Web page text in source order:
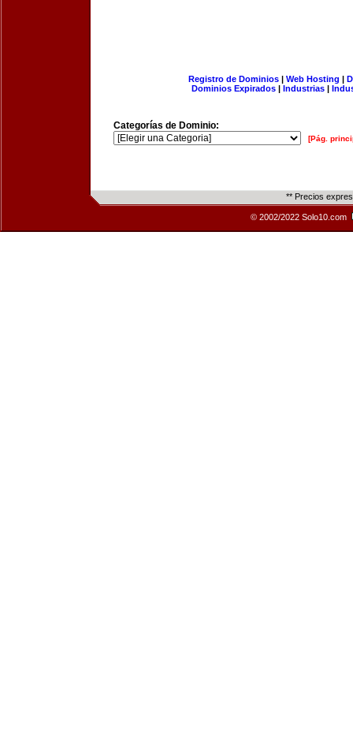
Registro de Dominios| Web Hosting |
Dominios Expirados | Industrias |
Categorías de Dominio:
[Pág.
** Precios
© 2002/2022 Solo10.com